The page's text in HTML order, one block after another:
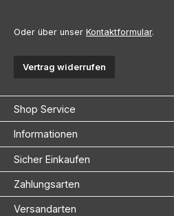
Oder über unser Kontaktformular.
Vertrag widerrufen
Shop Service
Informationen
Sicher Einkaufen
Zahlungsarten
Versandarten